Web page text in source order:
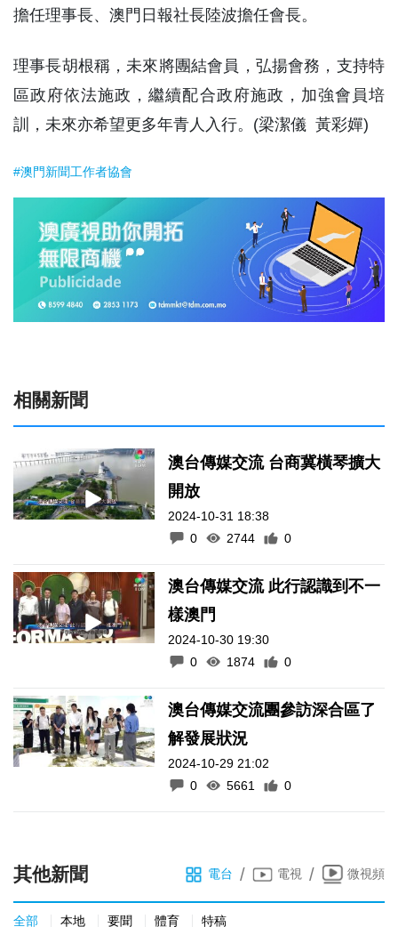
擔任理事長、澳門日報社長陸波擔任會長。
理事長胡根稱，未來將團結會員，弘揚會務，支持特
區政府依法施政，繼續配合政府施政，加強會員培
訓，未來亦希望更多年青人入行。(梁潔儀 黃彩嬋)
#澳門新聞工作者協會
相關新聞
澳台傳媒交流 台商冀橫琴擴大
開放
2024-10-31 18:38
0
2744 0
澳台傳媒交流 此行認識到不一
樣澳門
2024-10-30 19:30
0
1874 0
澳台傳媒交流團參訪深合區了
解發展狀況
2024-10-29 21:02
0
5661 0
其他新聞 電台 / 電視 / 微視頻
全部 本地 要聞 體育 特稿